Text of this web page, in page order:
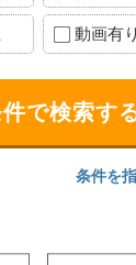
動画有り
条件を